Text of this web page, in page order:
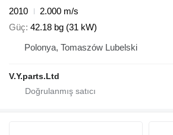
2010
2.000 m/s
Güç 42.18 bg (31 kW)
Polonya, Tomaszów Lubelski
V.Y.parts.Ltd